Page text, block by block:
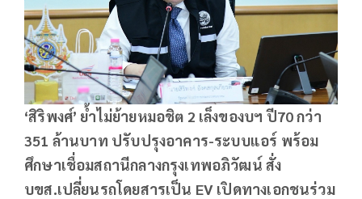
‘สิริพงศ์’ ย้ำไม่ย้ายหมอชิต 2 เล็งของบฯ ปี70 กว่า
351 ล้านบาท ปรับปรุงอาคาร-ระบบแอร์ พร้อม
ศึกษาเชื่อมสถานีกลางกรุงเทพอภิวัฒน์ สั่ง
บขส.เปลี่ยนรถโดยสารเป็น EV เปิดทางเอกชนร่วม